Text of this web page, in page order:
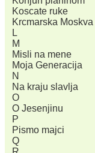
Koscate ruke
Krcmarska Moskva
L
M
Misli na mene
Moja Generacija
N
Na kraju slavlja
O
O Jesenjinu
P
Pismo majci
Q